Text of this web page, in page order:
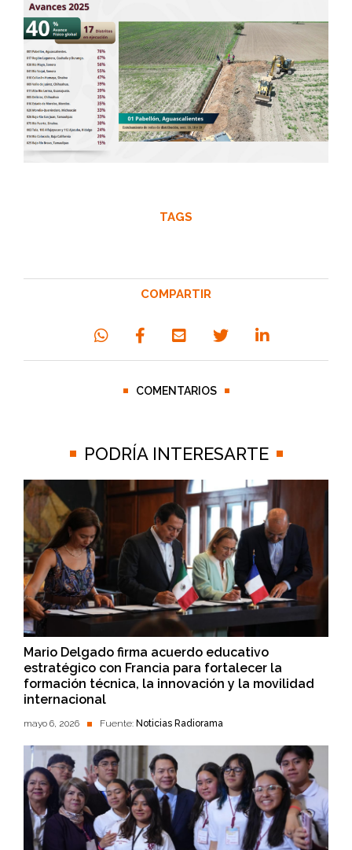
TAGS
COMPARTIR
COMENTARIOS
PODRÍA INTERESARTE
Mario Delgado firma acuerdo educativo
estratégico con Francia para fortalecer la
formación técnica, la innovación y la movilidad
internacional
mayo 6, 2026 Fuente: Noticias Radiorama